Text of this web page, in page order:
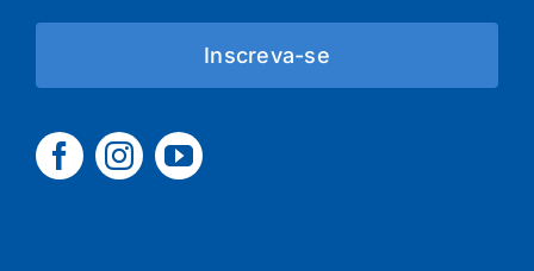
Inscreva-se